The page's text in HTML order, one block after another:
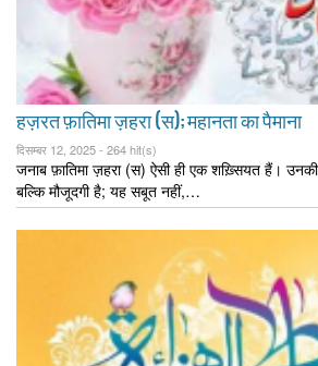
हज़रत फ़ातिमा ज़हरा (स); महानता का पैमाना
दिसम्बर 12, 2025 - 264 hit(s)
जनाब फ़ातिमा ज़हरा (स) ऐसी ही एक शख़्सियत हैं। उनकी
बल्कि मौजूदगी है; यह सबूत नहीं,…